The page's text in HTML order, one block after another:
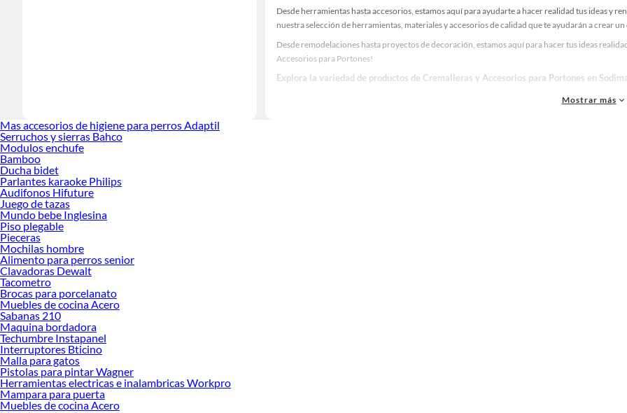
Desde herramientas hasta accesorios, estamos aquí para ayudarte a hacer realidad tus ideas y
nuestra selección de herramientas, materiales y accesorios de calidad que te ayudarán a crear un
Desde remodelaciones hasta proyectos de decoración, estamos aquí para hacer tus ideas
Accesorios para Portones!
Explora la variedad de productos de Cremalleras y Accesorios para Portones en
Herramientas, materiales y accesorios de calidad para tus proyectos y renovación de espacios.
Mostrar más
Mas accesorios de higiene para perros Adaptil
Serruchos y sierras Bahco
Modulos enchufe
Bamboo
Ducha bidet
Parlantes karaoke Philips
Audifonos Hifuture
Juego de tazas
Mundo bebe Inglesina
Piso plegable
Pieceras
Mochilas hombre
Alimento para perros senior
Clavadoras Dewalt
Tacometro
Brocas para porcelanato
Muebles de cocina Acero
Sabanas 210
Maquina bordadora
Techumbre Instapanel
Interruptores Bticino
Malla para gatos
Pistolas para pintar Wagner
Herramientas electricas e inalambricas Workpro
Mampara para puerta
Muebles de cocina Acero